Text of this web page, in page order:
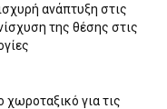
ανάπτυξη στις
της θέσης στις
χωροταξικό για τις